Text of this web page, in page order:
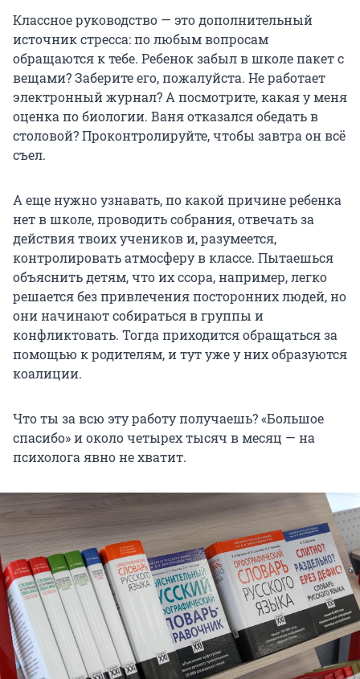
Классное руководство — это дополнительный
источник стресса: по любым вопросам
обращаются к тебе. Ребенок забыл в школе пакет с
вещами? Заберите его, пожалуйста. Не работает
электронный журнал? А посмотрите, какая у меня
оценка по биологии. Ваня отказался обедать в
столовой? Проконтролируйте, чтобы завтра он всё
съел.
А еще нужно узнавать, по какой причине ребенка
нет в школе, проводить собрания, отвечать за
действия твоих учеников и, разумеется,
контролировать атмосферу в классе. Пытаешься
объяснить детям, что их ссора, например, легко
решается без привлечения посторонних людей, но
они начинают собираться в группы и
конфликтовать. Тогда приходится обращаться за
помощью к родителям, и тут уже у них образуются
коалиции.
Что ты за всю эту работу получаешь? «Большое
спасибо» и около четырех тысяч в месяц — на
психолога явно не хватит.